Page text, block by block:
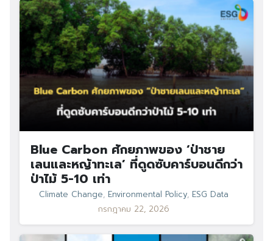
Blue Carbon ศักยภาพของ ‘ป่าชาย
เลนและหญ้าทะเล’ ที่ดูดซับคาร์บอนดีกว่า
ป่าไม้ 5-10 เท่า
Climate Change, Environmental Policy, ESG Data
กรกฎาคม 22, 2026